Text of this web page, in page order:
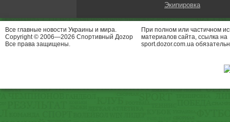
Экипировка
Все главные новости Украины и мира.
Copyright © 2006—2026 Спортивный Доzор
Все права защищены.
При полном или частичном
материалов сайта, ссылка на
sport.dozor.com.ua